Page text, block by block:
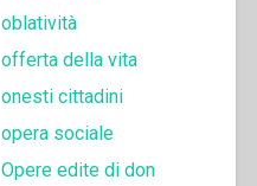
oblatività
offerta della vita
onesti cittadini
opera sociale
Opere edite di don